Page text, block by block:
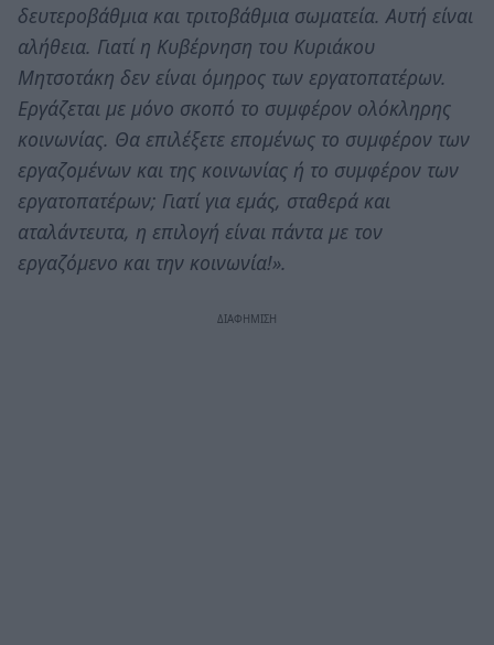
δευτεροβάθμια και τριτοβάθμια σωματεία. Αυτή είναι
αλήθεια. Γιατί η Κυβέρνηση του Κυριάκου
Μητσοτάκη δεν είναι όμηρος των εργατοπατέρων.
Εργάζεται με μόνο σκοπό το συμφέρον ολόκληρης
κοινωνίας. Θα επιλέξετε επομένως το συμφέρον των
εργαζομένων και της κοινωνίας ή το συμφέρον των
εργατοπατέρων; Γιατί για εμάς, σταθερά και
αταλάντευτα, η επιλογή είναι πάντα με τον
εργαζόμενο και την κοινωνία!».